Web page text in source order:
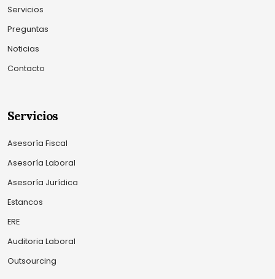
Servicios
Preguntas
Noticias
Contacto
Servicios
Asesoría Fiscal
Asesoría Laboral
Asesoría Jurídica
Estancos
ERE
Auditoria Laboral
Outsourcing